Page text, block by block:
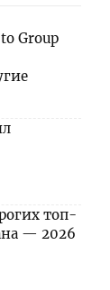
Group
топ-
— 2026